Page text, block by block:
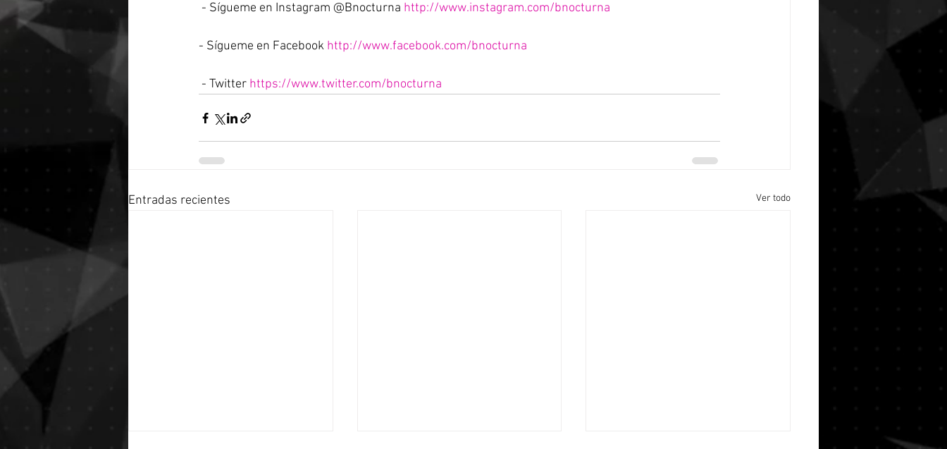
- Sígueme en Instagram @Bnocturna http://www.instagram.com/bnocturna
- Sígueme en Facebook http://www.facebook.com/bnocturna
- Twitter https://www.twitter.com/bnocturna
Entradas recientes Ver todo